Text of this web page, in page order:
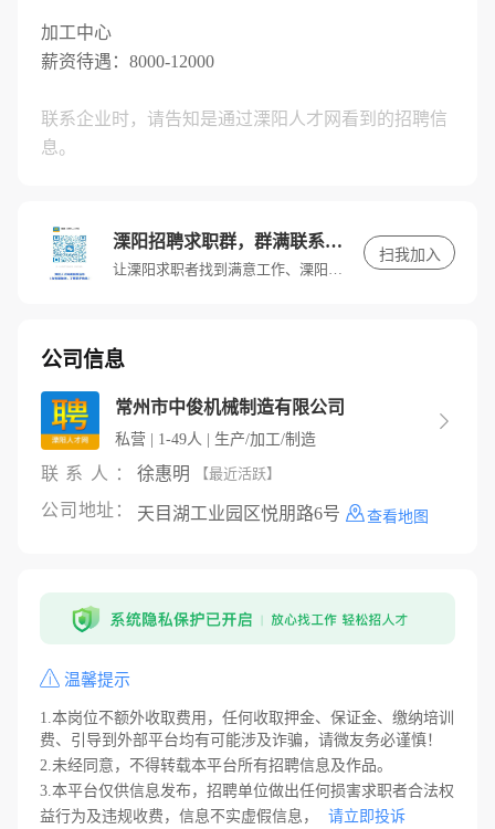
加工中心
薪资待遇：8000-12000
联系企业时，请告知是通过溧阳人才网看到的招聘信
息。
溧阳招聘求职群，群满联系客服进入
让溧阳求职者找到满意工作、溧阳招聘单位找到满意人才。
扫我加入
公司信息
常州市中俊机械制造有限公司
私营 | 1-49人 | 生产/加工/制造

联系人： 徐惠明 【最近活跃】
公司地址： 天目湖工业园区悦朋路6号 查看地图
温馨提示
1.本岗位不额外收取费用，任何收取押金、保证金、缴纳培训
费、引导到外部平台均有可能涉及诈骗，请微友务必谨慎！
2.未经同意，不得转载本平台所有招聘信息及作品。
3.本平台仅供信息发布，招聘单位做出任何损害求职者合法权
益行为及违规收费，信息不实虚假信息，
请立即投诉